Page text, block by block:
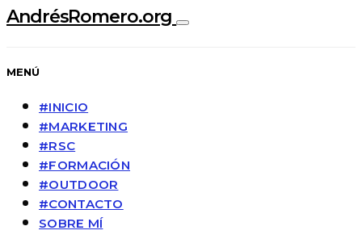
AndrésRomero.org
MENÚ
#INICIO
#MARKETING
#RSC
#FORMACIÓN
#OUTDOOR
#CONTACTO
SOBRE MÍ